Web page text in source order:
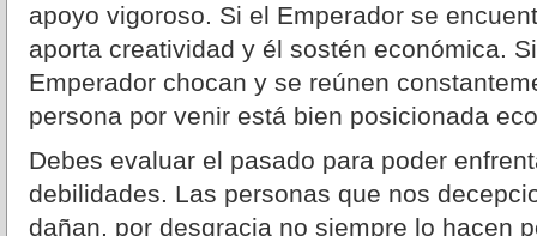
apoyo vigoroso. Si el Emperador se
aporta creatividad y él sostén económica.
Emperador chocan y se reúnen
persona por venir está bien posicionada
Debes evaluar el pasado para poder
debilidades. Las personas que nos
dañan, por desgracia no siempre lo hacen